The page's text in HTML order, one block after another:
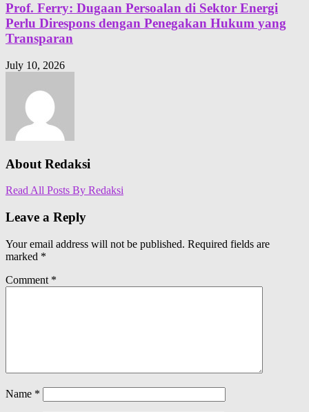
Prof. Ferry: Dugaan Persoalan di Sektor Energi
Perlu Direspons dengan Penegakan Hukum yang
Transparan
July 10, 2026
About Redaksi
Read All Posts By Redaksi
Leave a Reply
Your email address will not be published. Required fields are
marked *
Comment *
Name *